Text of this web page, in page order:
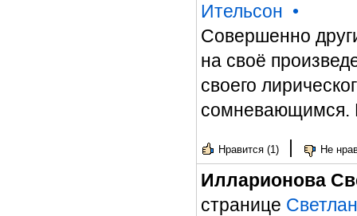
Ительсон •
Совершенно
на своё
своего
сомневающимся.
Нравится (1) | Не
Илларионова
странице